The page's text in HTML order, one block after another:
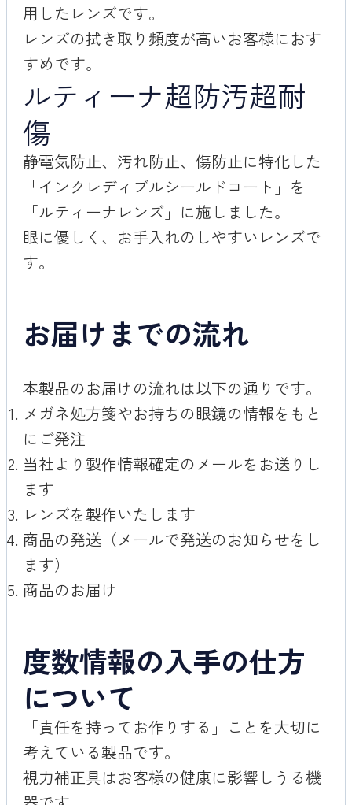
用したレンズです。
レンズの拭き取り頻度が高いお客様におす
すめです。
ルティーナ超防汚超耐
傷
静電気防止、汚れ防止、傷防止に特化した
「インクレディブルシールドコート」を
「ルティーナレンズ」に施しました。
眼に優しく、お手入れのしやすいレンズで
す。
お届けまでの流れ
本製品のお届けの流れは以下の通りです。
メガネ処方箋やお持ちの眼鏡の情報をもと
にご発注
当社より製作情報確定のメールをお送りし
ます
レンズを製作いたします
商品の発送（メールで発送のお知らせをし
ます）
商品のお届け
度数情報の入手の仕方
について
「責任を持ってお作りする」ことを大切に
考えている製品です。
視力補正具はお客様の健康に影響しうる機